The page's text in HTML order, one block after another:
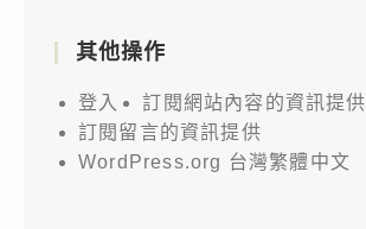
其他操作
登入
訂閱網站內容的資訊提供
訂閱留言的資訊提供
WordPress.org 台灣繁體中文